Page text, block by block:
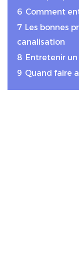
6 Comment
7 Les bonnes
canalisation
8 Entretenir
9 Quand faire